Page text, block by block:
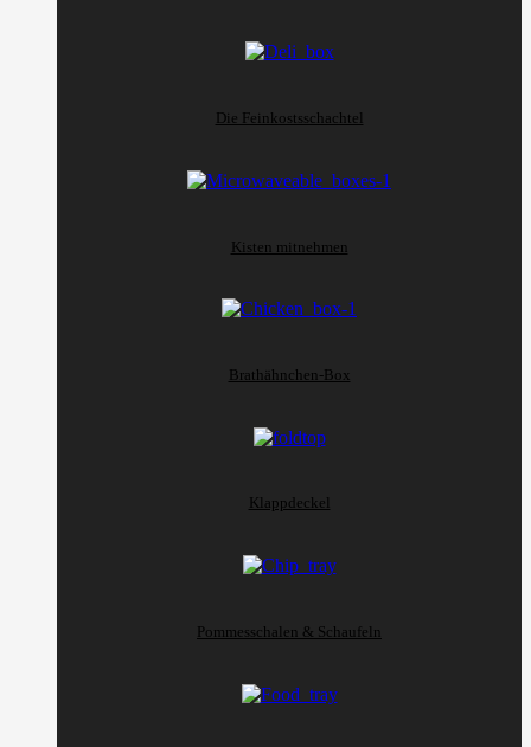
Die Feinkostsschachtel
Kisten mitnehmen
Brathähnchen-Box
Klappdeckel
Pommesschalen & Schaufeln